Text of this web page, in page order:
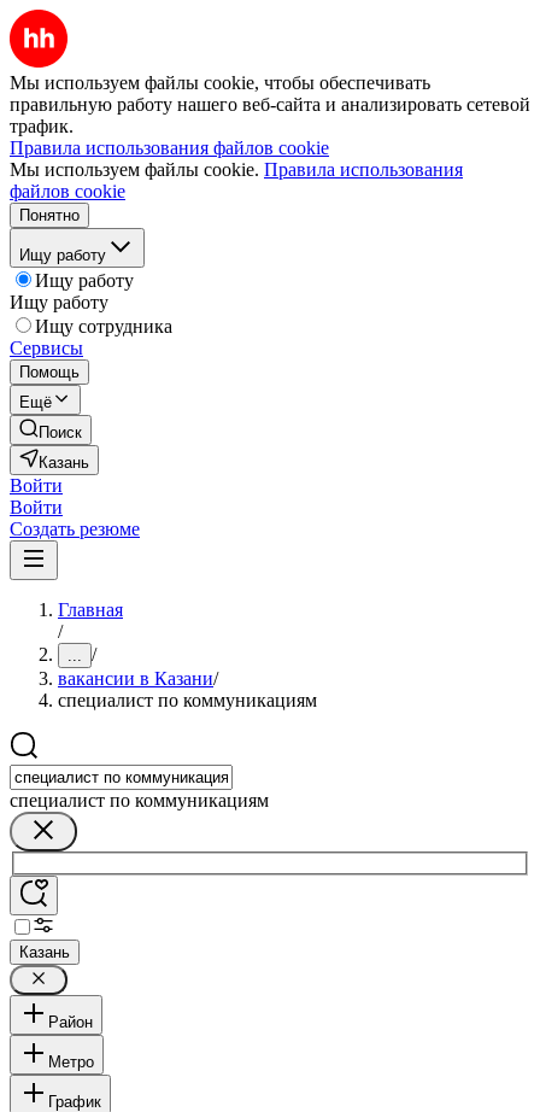
Мы используем файлы cookie, чтобы обеспечивать
правильную работу нашего веб-сайта и анализировать сетевой
трафик.
Правила использования файлов cookie
Мы используем файлы cookie. Правила использования
файлов cookie
Понятно
Ищу работу
Ищу работу
Ищу работу
Ищу сотрудника
Сервисы
Помощь
Ещё
Поиск
Казань
Войти
Войти
Создать резюме
Главная
/
... /
вакансии в Казани/
специалист по коммуникациям
специалист по коммуникациям
Казань
Район
Метро
График